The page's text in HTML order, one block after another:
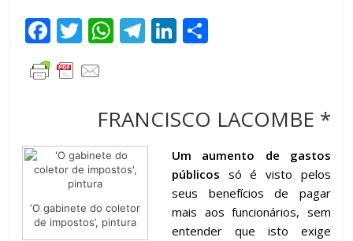
F
ac
e
o
k
T
w
itt
er
W
s
A
p
p
T
gr
a
m
Li
e
dI
n
p
ar
til
h
ar
FRANCISCO LACOMBE *
‘O gabinete do coletor
de impostos’, pintura
Um aumento de gastos
públicos só é visto pelos
seus benefícios de pagar
mais aos funcionários, sem
entender que isto exige